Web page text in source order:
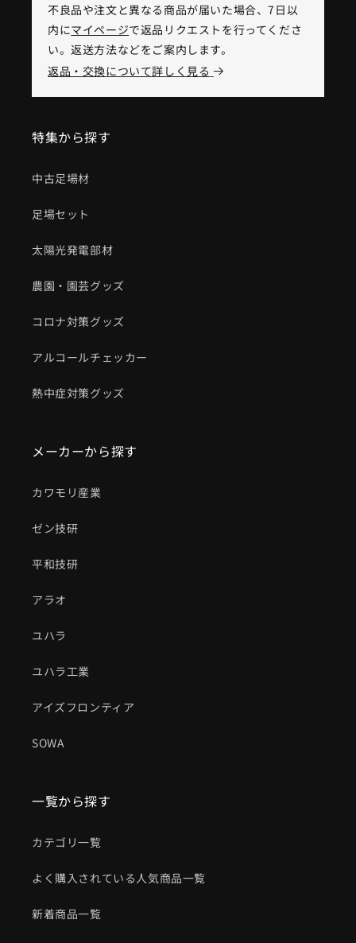
不良品や注文と異なる商品が届いた場合、7日以
内にマイページで返品リクエストを行ってくださ
い。返送方法などをご案内します。
返品・交換について詳しく見る
特集から探す
中古足場材
足場セット
太陽光発電部材
農園・園芸グッズ
コロナ対策グッズ
アルコールチェッカー
熱中症対策グッズ
メーカーから探す
カワモリ産業
ゼン技研
平和技研
アラオ
ユハラ
ユハラ工業
アイズフロンティア
SOWA
一覧から探す
カテゴリ一覧
よく購入されている人気商品一覧
新着商品一覧